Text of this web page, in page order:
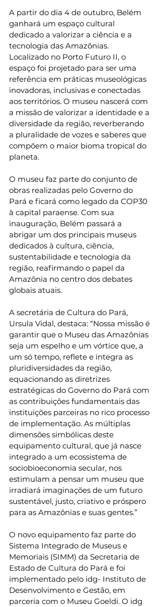
A partir do dia 4 de outubro, Belém
ganhará um espaço cultural
dedicado a valorizar a ciência e a
tecnologia das Amazônias.
Localizado no Porto Futuro II, o
espaço foi projetado para ser uma
referência em práticas museológicas
inovadoras, inclusivas e conectadas
aos territórios. O museu nascerá com
a missão de valorizar a identidade e a
diversidade da região, reverberando
a pluralidade de vozes e saberes que
compõem o maior bioma tropical do
planeta.
O museu faz parte do conjunto de
obras realizadas pelo Governo do
Pará e ficará como legado da COP30
à capital paraense. Com sua
inauguração, Belém passará a
abrigar um dos principais museus
dedicados à cultura, ciência,
sustentabilidade e tecnologia da
região, reafirmando o papel da
Amazônia no centro dos debates
globais atuais.
A secretária de Cultura do Pará,
Ursula Vidal, destaca: “Nossa missão é
garantir que o Museu das Amazônias
seja um espelho e um vórtice que, a
um só tempo, reflete e integra as
pluridiversidades da região,
equacionando as diretrizes
estratégicas do Governo do Pará com
as contribuições fundamentais das
instituições parceiras no rico processo
de implementação. As múltiplas
dimensões simbólicas deste
equipamento cultural, que já nasce
integrado a um ecossistema de
sociobioeconomia secular, nos
estimulam a pensar um museu que
irradiará imaginações de um futuro
sustentável, justo, criativo e próspero
para as Amazônias e suas gentes.”
O novo equipamento faz parte do
Sistema Integrado de Museus e
Memoriais (SIMM) da Secretaria de
Estado de Cultura do Pará e foi
implementado pelo idg- Instituto de
Desenvolvimento e Gestão, em
parceria com o Museu Goeldi. O idg